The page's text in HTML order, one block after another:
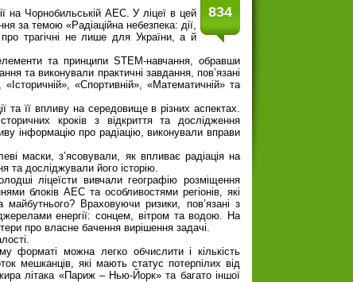
834
на Чорнобильській АЕС. У ліцеї в цей
за темою «Радіаційна небезпека: дії,
трагічні не лише для України, а й
та принципи STEM-навчання, обравши
та виконували практичні завдання, пов’язані
«Спортивній», «Математичній» та
та її впливу на середовище в різних аспектах.
кроків з відкриття та дослідження
інформацію про радіацію, виконували вправи
маски, з’ясовували, як впливає радіація на
та досліджували його історію.
ліцеїсти вивчали географію розміщення
блоків АЕС та особливостями регіонів, які
Враховуючи ризики, пов’язані з
енергії: сонцем, вітром та водою. На
про власне бачення вирішення задачі.
форматі можна легко обчислити і кількість
мешканців, які мають статус потерпілих від
літака «Париж – Нью-Йорк» та багато іншої